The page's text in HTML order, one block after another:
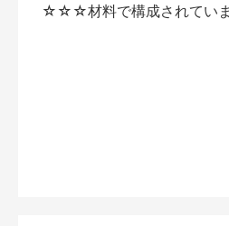
☆☆☆材料で構成されていま